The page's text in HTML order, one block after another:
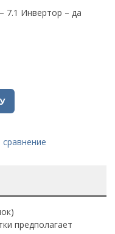
7.1 Инвертор – да
предполагает